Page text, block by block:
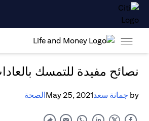
نصائح مفيدة للتمسك
by جمانة سعدMay 25, 2021الصحة